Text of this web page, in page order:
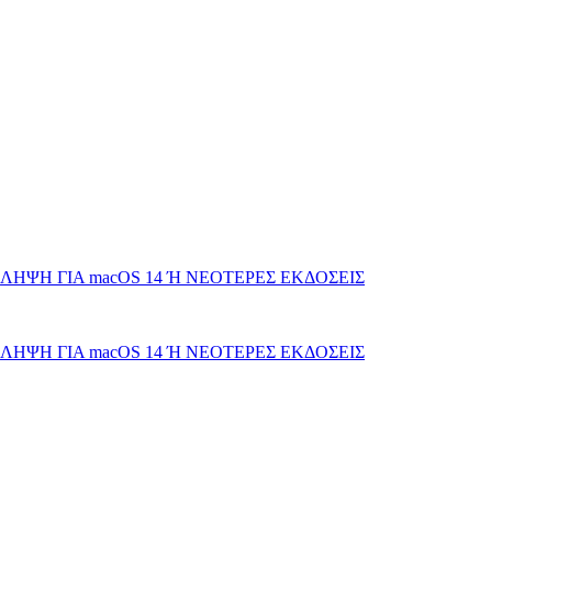
ΛΗΨΗ ΓΙΑ macOS 14 Ή ΝΕΟΤΕΡΕΣ ΕΚΔΟΣΕΙΣ
ΛΗΨΗ ΓΙΑ macOS 14 Ή ΝΕΟΤΕΡΕΣ ΕΚΔΟΣΕΙΣ